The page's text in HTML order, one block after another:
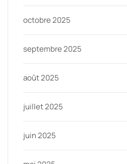
octobre 2025
septembre 2025
août 2025
juillet 2025
juin 2025